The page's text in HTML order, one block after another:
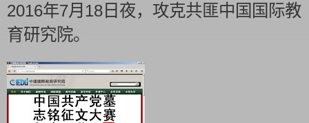
2016年7月18日夜，攻克共匪中国国际教
育研究院。